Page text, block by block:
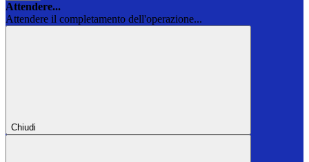
Attendere...
Attendere il completamento dell'operazione...
Chiudi